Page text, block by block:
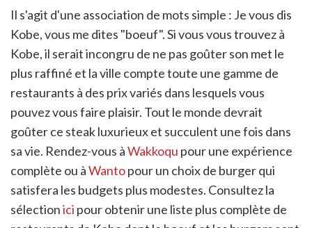
Il s'agit d'une association de mots simple : Je vous dis
Kobe, vous me dites "boeuf". Si vous vous trouvez à
Kobe, il serait incongru de ne pas goûter son met le
plus raffiné et la ville compte toute une gamme de
restaurants à des prix variés dans lesquels vous
pouvez vous faire plaisir. Tout le monde devrait
goûter ce steak luxurieux et succulent une fois dans
sa vie. Rendez-vous àWakkoqu pour une expérience
complète ou àWantopour un choix de burger qui
satisfera les budgets plus modestes. Consultez la
sélectionici pour obtenir une liste plus complète de